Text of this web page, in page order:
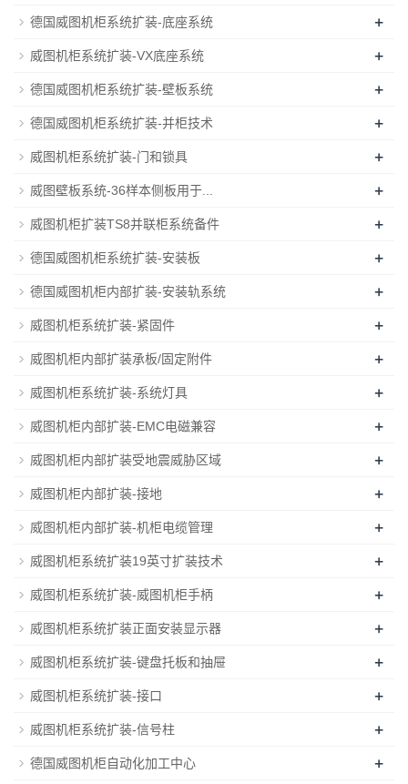
德国威图机柜系统扩装-底座系统 +
威图机柜系统扩装-VX底座系统 +
德国威图机柜系统扩装-壁板系统 +
德国威图机柜系统扩装-并柜技术 +
威图机柜系统扩装-门和锁具 +
威图壁板系统-36样本侧板用于... +
威图机柜扩装TS8并联柜系统备件 +
德国威图机柜系统扩装-安装板 +
德国威图机柜内部扩装-安装轨系统 +
威图机柜系统扩装-紧固件 +
威图机柜内部扩装承板/固定附件 +
威图机柜系统扩装-系统灯具 +
威图机柜内部扩装-EMC电磁兼容 +
威图机柜内部扩装受地震威胁区域 +
威图机柜内部扩装-接地 +
威图机柜内部扩装-机柜电缆管理 +
威图机柜系统扩装19英寸扩装技术 +
威图机柜系统扩装-威图机柜手柄 +
威图机柜系统扩装正面安装显示器 +
威图机柜系统扩装-键盘托板和抽屉 +
威图机柜系统扩装-接口 +
威图机柜系统扩装-信号柱 +
德国威图机柜自动化加工中心 +